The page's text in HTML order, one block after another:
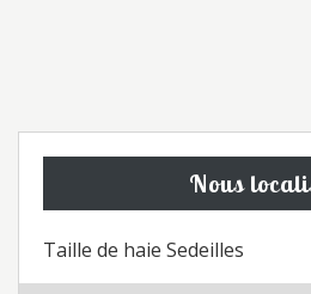
Nous
Taille de haie Sedeilles